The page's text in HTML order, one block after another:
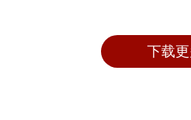
下载